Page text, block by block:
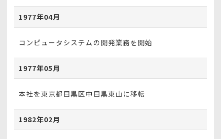
1977年04月
コンピュータシステムの開発業務を開始
1977年05月
本社を東京都目黒区中目黒東山に移転
1982年02月